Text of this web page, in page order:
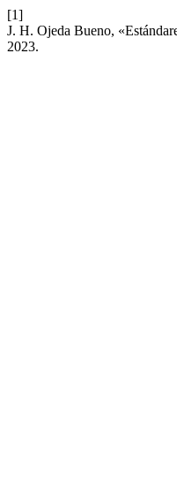
[1]
J. H. Ojeda Bueno,
2023.